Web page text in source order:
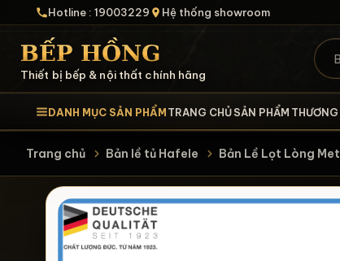
Hotline : 19003229 Hệ thống showroom
Thiết bị bếp & nội thất chính hãng
DANH MỤC SẢN PHẨMTRANG CHỦSẢN PHẨM THƯƠNG
Trang chủ Bản lề tủ Hafele Bản Lề Lọt Lòng